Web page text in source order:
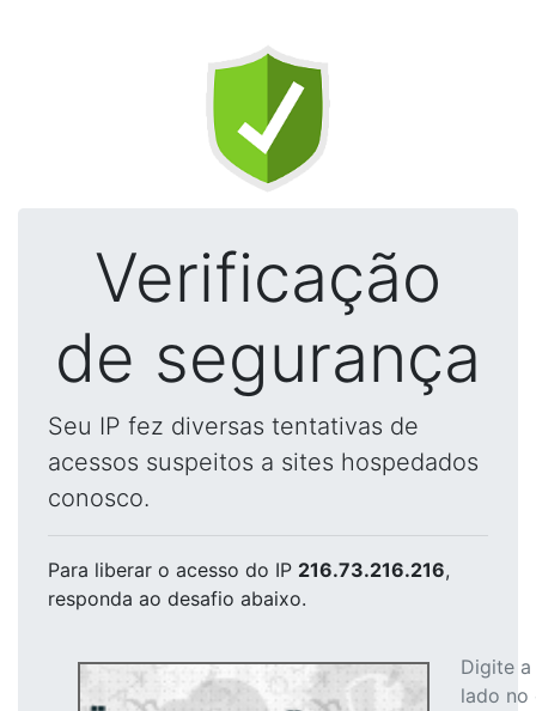
Verificação
de segurança
Seu IP fez diversas tentativas de
acessos suspeitos a sites hospedados
conosco.
Para liberar o acesso do IP 216.73.216.216,
responda ao desafio abaixo.
Digite
lado no